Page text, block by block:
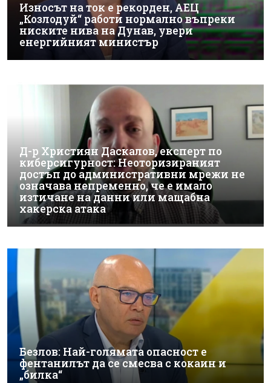
Износът на ток е рекорден, АЕЦ
„Козлодуй“ работи нормално въпреки
ниските нива на Дунав, увери
енергийният министър
Д-р Християн Даскалов, експерт по
киберсигурност: Неоторизираният
достъп до административни мрежи не
означава непременно, че е имало
изтичане на данни или мащабна
хакерска атака
Безлов: Най-голямата опасност е
фентанилът да се смесва с кокаин и
„билка“